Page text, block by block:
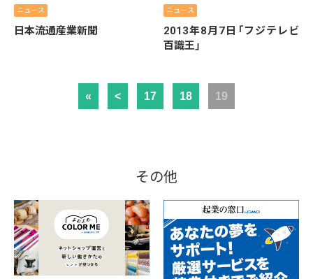
ニュース
日本流通産業新聞
ニュース
2013年8月7日「フジテレビ
百識王」
« < 17 18 19
その他